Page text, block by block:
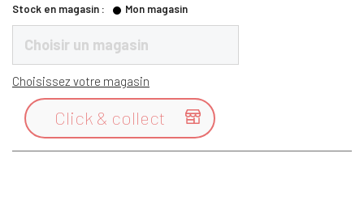
Stock en magasin : Mon magasin
Choisir un magasin
Choisissez votre magasin

Click & collect